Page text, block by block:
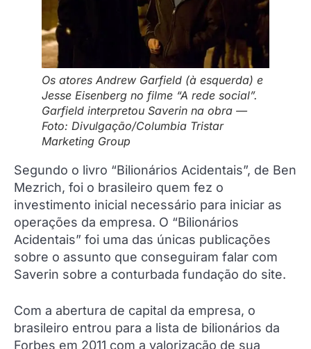
Os atores Andrew Garfield (à esquerda) e
Jesse Eisenberg no filme “A rede social”.
Garfield interpretou Saverin na obra —
Foto: Divulgação/Columbia Tristar
Marketing Group
Segundo o livro “Bilionários Acidentais”, de Ben
Mezrich, foi o brasileiro quem fez o
investimento inicial necessário para iniciar as
operações da empresa. O “Bilionários
Acidentais” foi uma das únicas publicações
sobre o assunto que conseguiram falar com
Saverin sobre a conturbada fundação do site.
Com a abertura de capital da empresa, o
brasileiro entrou para a lista de bilionários da
Forbes em 2011 com a valorização de sua